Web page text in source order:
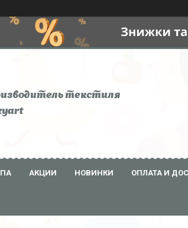
текстиля
АКЦИИ НОВИНКИ ОПЛАТА И